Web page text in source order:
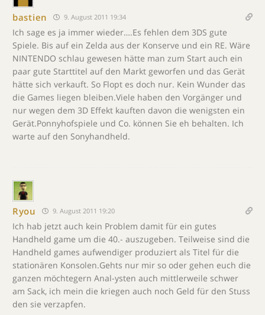
bastien 9. August 2011 19:34
Ich sage es ja immer wieder….Es fehlen dem 3DS gute
Spiele. Bis auf ein Zelda aus der Konserve und ein RE. Wäre
NINTENDO schlau gewesen hätte man zum Start auch ein
paar gute Starttitel auf den Markt geworfen und das Gerät
hätte sich verkauft. So Flopt es doch nur. Kein Wunder das
die Games liegen bleiben.Viele haben den Vorgänger und
nur wegen dem 3D Effekt kauften davon die wenigsten ein
Gerät.Ponnyhofspiele und Co. können Sie eh behalten. Ich
warte auf den Sonyhandheld.
Ryou 9. August 2011 19:20
Ich hab jetzt auch kein Problem damit für ein gutes
Handheld game um die 40.- auszugeben. Teilweise sind die
Handheld games aufwendiger produziert als Titel für die
stationären Konsolen.Gehts nur mir so oder gehen euch die
ganzen möchtegern Anal-ysten auch mittlerweile schwer
am Sack, ich mein die kriegen auch noch Geld für den Stuss
den sie verzapfen.